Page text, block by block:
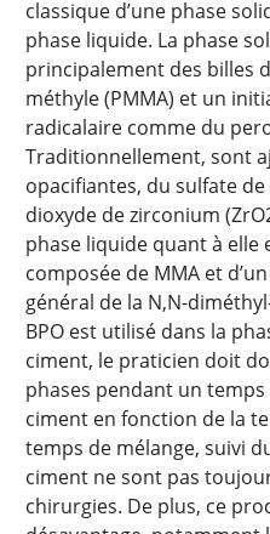
classique d’une phase
phase liquide. La phase
principalement des billes
méthyle (PMMA) et un
radicalaire comme du
Traditionnellement, sont
opacifiantes, du sulfate
dioxyde de zirconium
phase liquide quant à
composée de MMA et
général de la N,N-
BPO est utilisé dans la
ciment, le praticien doit
phases pendant un
ciment en fonction de la
temps de mélange, suivi
ciment ne sont pas
chirurgies. De plus, ce